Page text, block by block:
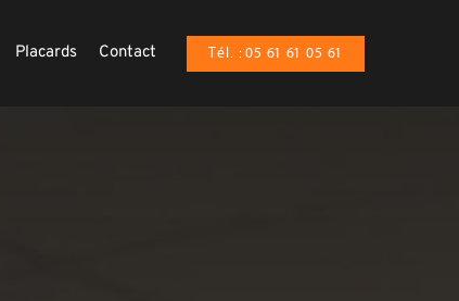
Placards Contact Tél. : 05 61 61 05 61